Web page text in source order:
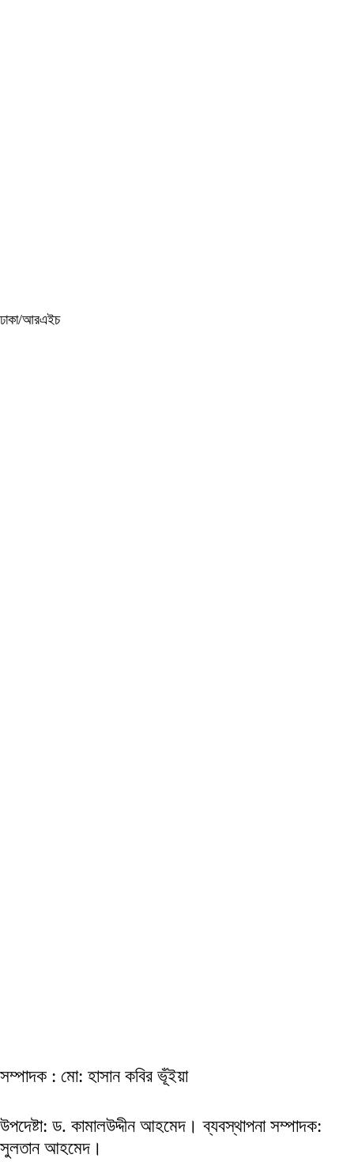
ঢাকা/আরএইচ
সম্পাদক : মো: হাসান কবির ভূঁইয়া
উপদেষ্টা: ড. কামালউদ্দীন আহমেদ। ব্যবস্থাপনা সম্পাদক:
সুলতান আহমেদ।